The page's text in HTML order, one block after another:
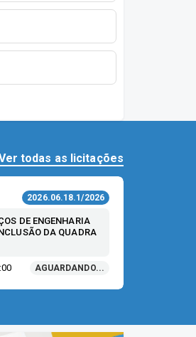
todas as licitações
2026.06.18.1/2026
DE ENGENHARIA
DA QUADRA
AGUARDANDO...